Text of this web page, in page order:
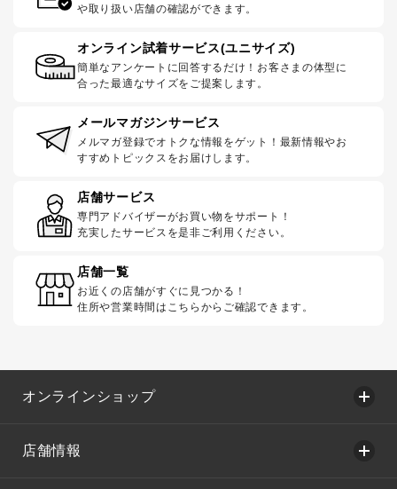
や取り扱い店舗の確認ができます。
オンライン試着サービス(ユニサイズ)
簡単なアンケートに回答するだけ！お客さまの体型に
合った最適なサイズをご提案します。
メールマガジンサービス
メルマガ登録でオトクな情報をゲット！最新情報やお
すすめトピックスをお届けします。
店舗サービス
専門アドバイザーがお買い物をサポート！
充実したサービスを是非ご利用ください。
店舗一覧
お近くの店舗がすぐに見つかる！
住所や営業時間はこちらからご確認できます。
オンラインショップ
店舗情報